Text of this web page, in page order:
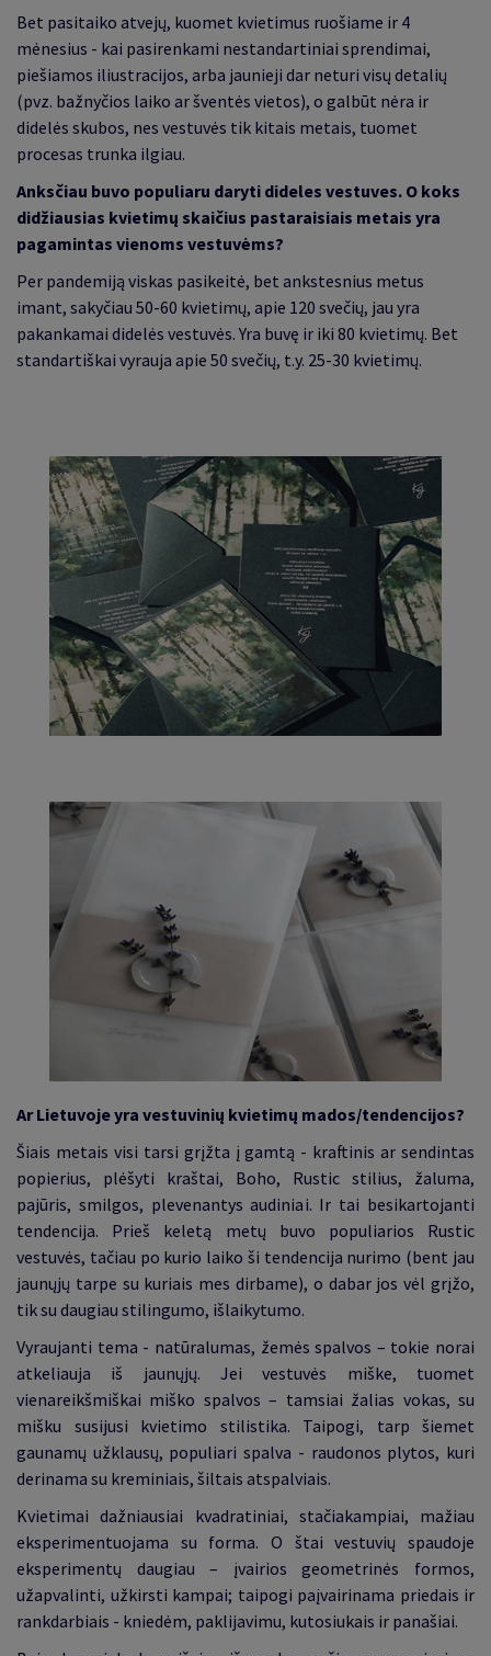
Bet pasitaiko atvejų, kuomet kvietimus ruošiame ir 4
mėnesius - kai pasirenkami nestandartiniai sprendimai,
piešiamos iliustracijos, arba jaunieji dar neturi visų detalių
(pvz. bažnyčios laiko ar šventės vietos), o galbūt nėra ir
didelės skubos, nes vestuvės tik kitais metais, tuomet
procesas trunka ilgiau.
Anksčiau buvo populiaru daryti dideles vestuves. O koks
didžiausias kvietimų skaičius pastaraisiais metais yra
pagamintas vienoms vestuvėms?
Per pandemiją viskas pasikeitė, bet ankstesnius metus
imant, sakyčiau 50-60 kvietimų, apie 120 svečių, jau yra
pakankamai didelės vestuvės. Yra buvę ir iki 80 kvietimų. Bet
standartiškai vyrauja apie 50 svečių, t.y. 25-30 kvietimų.
Ar Lietuvoje yra vestuvinių kvietimų mados/tendencijos?
Šiais metais visi tarsi grįžta į gamtą - kraftinis ar sendintas
popierius, plėšyti kraštai, Boho, Rustic stilius, žaluma,
pajūris, smilgos, plevenantys audiniai. Ir tai besikartojanti
tendencija. Prieš keletą metų buvo populiarios Rustic
vestuvės, tačiau po kurio laiko ši tendencija nurimo (bent jau
jaunųjų tarpe su kuriais mes dirbame), o dabar jos vėl grįžo,
tik su daugiau stilingumo, išlaikytumo.
Vyraujanti tema - natūralumas, žemės spalvos – tokie norai
atkeliauja iš jaunųjų. Jei vestuvės miške, tuomet
vienareikšmiškai miško spalvos – tamsiai žalias vokas, su
mišku susijusi kvietimo stilistika. Taipogi, tarp šiemet
gaunamų užklausų, populiari spalva - raudonos plytos, kuri
derinama su kreminiais, šiltais atspalviais.
Kvietimai dažniausiai kvadratiniai, stačiakampiai, mažiau
eksperimentuojama su forma. O štai vestuvių spaudoje
eksperimentų daugiau – įvairios geometrinės formos,
užapvalinti, užkirsti kampai; taipogi paįvairinama priedais ir
rankdarbiais - kniedėm, paklijavimu, kutosiukais ir panašiai.